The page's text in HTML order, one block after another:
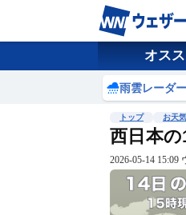
オス
雨雲レーダー
トップ お天
西日本
2026-05-14 15:09